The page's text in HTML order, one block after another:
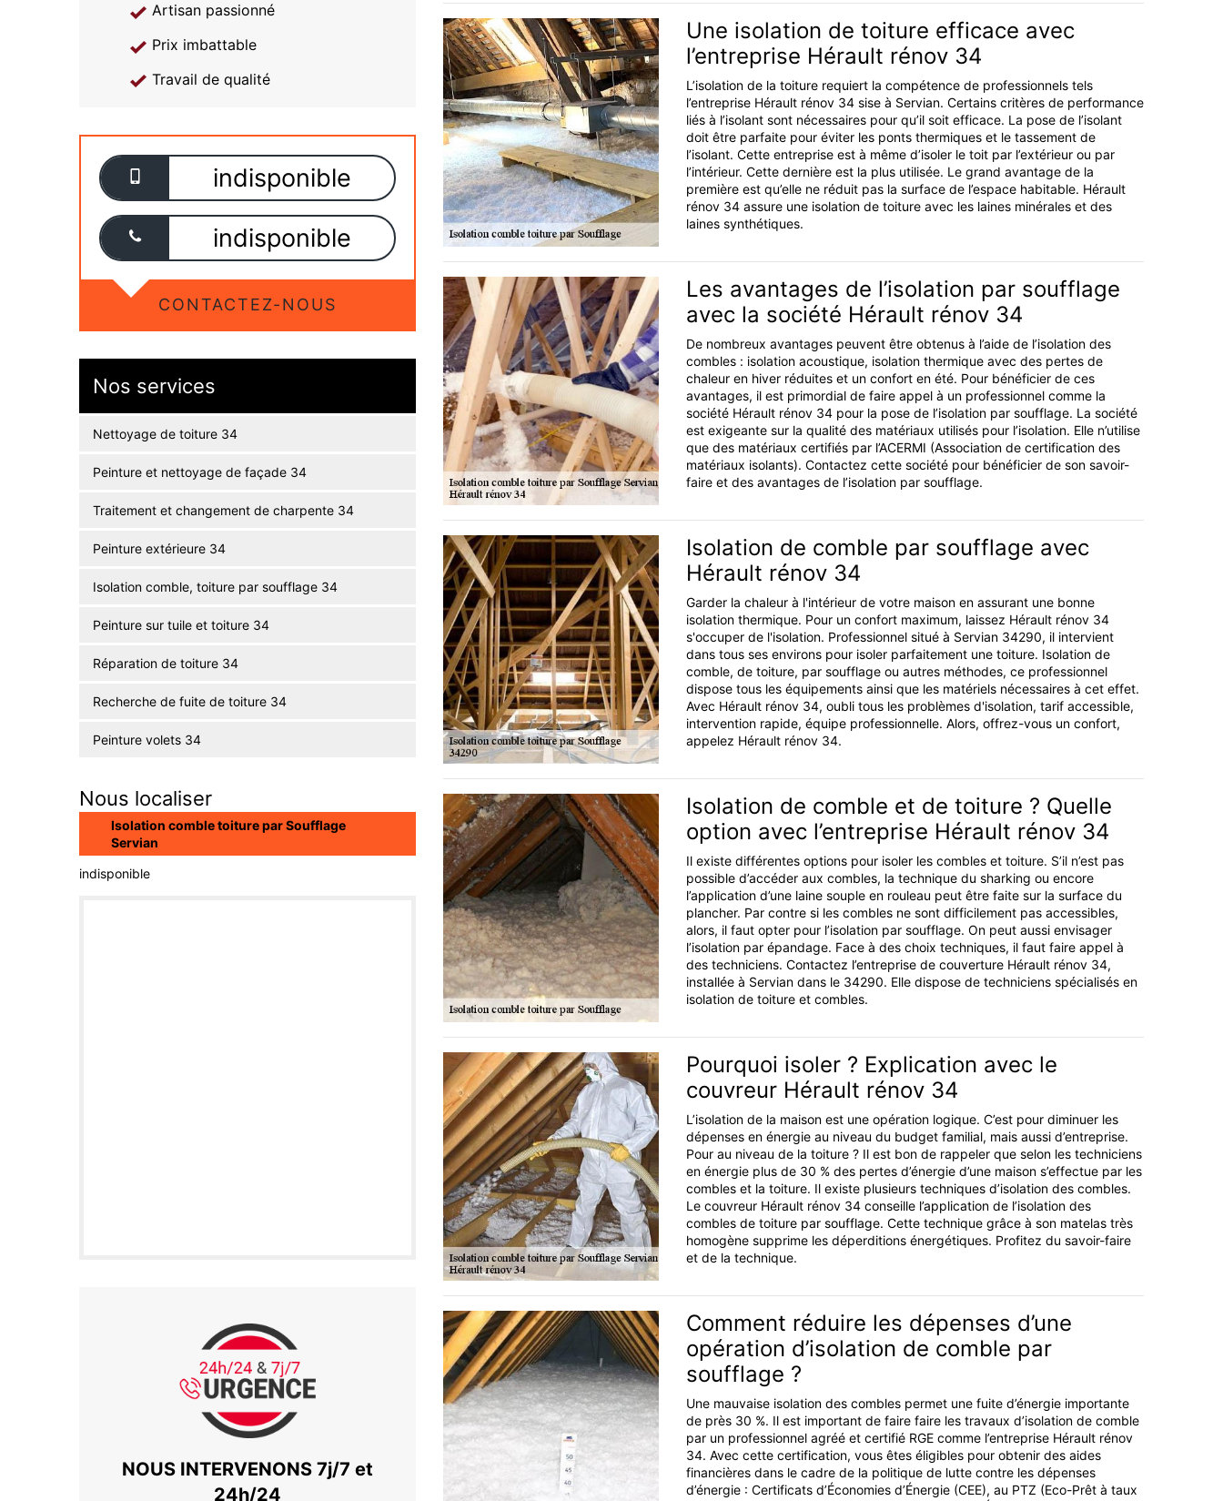
Artisan passionné
Prix imbattable
Travail de qualité
indisponible
indisponible
CONTACTEZ-NOUS
Nos services
Nettoyage de toiture 34
Peinture et nettoyage de façade 34
Traitement et changement de charpente 34
Peinture extérieure 34
Isolation comble, toiture par soufflage 34
Peinture sur tuile et toiture 34
Réparation de toiture 34
Recherche de fuite de toiture 34
Peinture volets 34
Nous localiser
Isolation comble toiture par Soufflage
Servian
indisponible
NOUS INTERVENONS 7j/7 et
24h/24
Une isolation de toiture efficace avec
l’entreprise Hérault rénov 34
L’isolation de la toiture requiert la compétence de professionnels tels
l’entreprise Hérault rénov 34 sise à Servian. Certains critères de performance
liés à l’isolant sont nécessaires pour qu’il soit efficace. La pose de l’isolant
doit être parfaite pour éviter les ponts thermiques et le tassement de
l’isolant. Cette entreprise est à même d’isoler le toit par l’extérieur ou par
l’intérieur. Cette dernière est la plus utilisée. Le grand avantage de la
première est qu’elle ne réduit pas la surface de l’espace habitable. Hérault
rénov 34 assure une isolation de toiture avec les laines minérales et des
laines synthétiques.
Les avantages de l’isolation par soufflage
avec la société Hérault rénov 34
De nombreux avantages peuvent être obtenus à l’aide de l’isolation des
combles : isolation acoustique, isolation thermique avec des pertes de
chaleur en hiver réduites et un confort en été. Pour bénéficier de ces
avantages, il est primordial de faire appel à un professionnel comme la
société Hérault rénov 34 pour la pose de l’isolation par soufflage. La société
est exigeante sur la qualité des matériaux utilisés pour l’isolation. Elle n’utilise
que des matériaux certifiés par l’ACERMI (Association de certification des
matériaux isolants). Contactez cette société pour bénéficier de son savoir-
faire et des avantages de l’isolation par soufflage.
Isolation de comble par soufflage avec
Hérault rénov 34
Garder la chaleur à l'intérieur de votre maison en assurant une bonne
isolation thermique. Pour un confort maximum, laissez Hérault rénov 34
s'occuper de l'isolation. Professionnel situé à Servian 34290, il intervient
dans tous ses environs pour isoler parfaitement une toiture. Isolation de
comble, de toiture, par soufflage ou autres méthodes, ce professionnel
dispose tous les équipements ainsi que les matériels nécessaires à cet effet.
Avec Hérault rénov 34, oubli tous les problèmes d'isolation, tarif accessible,
intervention rapide, équipe professionnelle. Alors, offrez-vous un confort,
appelez Hérault rénov 34.
Isolation de comble et de toiture ? Quelle
option avec l’entreprise Hérault rénov 34
Il existe différentes options pour isoler les combles et toiture. S’il n’est pas
possible d’accéder aux combles, la technique du sharking ou encore
l’application d’une laine souple en rouleau peut être faite sur la surface du
plancher. Par contre si les combles ne sont difficilement pas accessibles,
alors, il faut opter pour l’isolation par soufflage. On peut aussi envisager
l’isolation par épandage. Face à des choix techniques, il faut faire appel à
des techniciens. Contactez l’entreprise de couverture Hérault rénov 34,
installée à Servian dans le 34290. Elle dispose de techniciens spécialisés en
isolation de toiture et combles.
Pourquoi isoler ? Explication avec le
couvreur Hérault rénov 34
L’isolation de la maison est une opération logique. C’est pour diminuer les
dépenses en énergie au niveau du budget familial, mais aussi d’entreprise.
Pour au niveau de la toiture ? Il est bon de rappeler que selon les techniciens
en énergie plus de 30 % des pertes d’énergie d’une maison s’effectue par les
combles et la toiture. Il existe plusieurs techniques d’isolation des combles.
Le couvreur Hérault rénov 34 conseille l’application de l’isolation des
combles de toiture par soufflage. Cette technique grâce à son matelas très
homogène supprime les déperditions énergétiques. Profitez du savoir-faire
et de la technique.
Comment réduire les dépenses d’une
opération d’isolation de comble par
soufflage ?
Une mauvaise isolation des combles permet une fuite d’énergie importante
de près 30 %. Il est important de faire faire les travaux d’isolation de comble
par un professionnel agréé et certifié RGE comme l’entreprise Hérault rénov
34. Avec cette certification, vous êtes éligibles pour obtenir des aides
financières dans le cadre de la politique de lutte contre les dépenses
d’énergie : Certificats d’Économies d’Énergie (CEE), au PTZ (Eco-Prêt à taux